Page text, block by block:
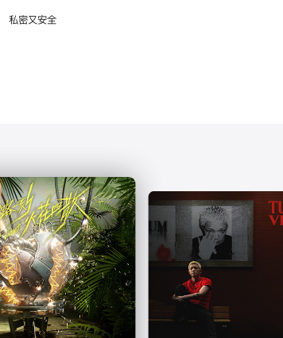
私密又安全